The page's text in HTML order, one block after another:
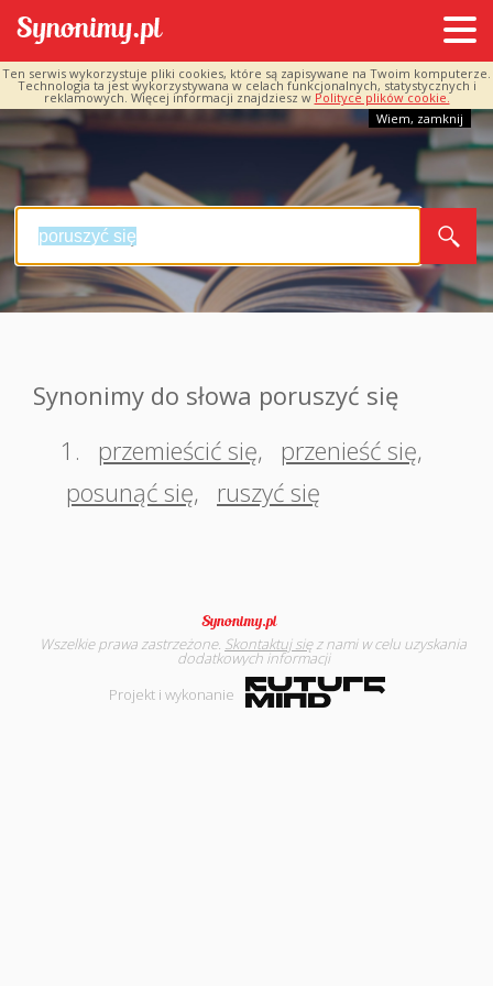
Ten serwis wykorzystuje pliki cookies, które są zapisywane na Twoim komputerze.
Technologia ta jest wykorzystywana w celach funkcjonalnych, statystycznych i
reklamowych. Więcej informacji znajdziesz w Polityce plików cookie.
Wiem, zamknij
Synonimy do słowa poruszyć się
1.
przemieścić się, przenieść się,
posunąć się, ruszyć się
Wszelkie prawa zastrzeżone. Skontaktuj sięz nami w celu uzyskania
dodatkowych informacji
Projekt i wykonanie